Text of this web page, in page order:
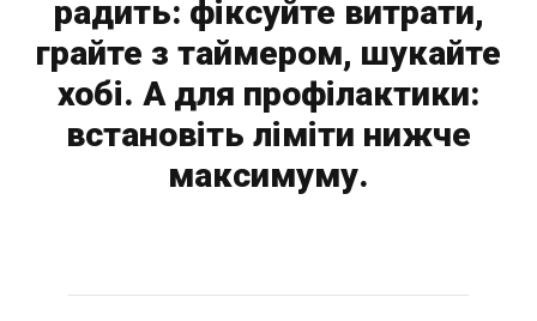
радить: фіксуйте витрати,
грайте з таймером, шукайте
хобі. А для профілактики:
встановіть ліміти нижче
максимуму.